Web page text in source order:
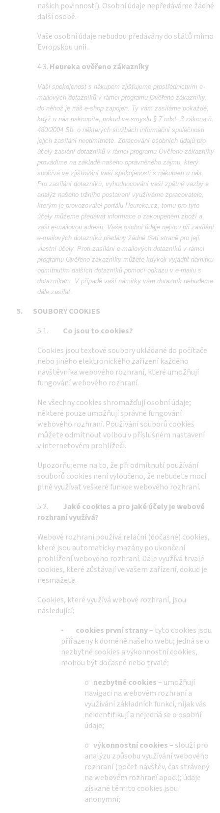
našich povinností). Osobní údaje nepředáváme žádné
další osobě.
Vaše osobní údaje nebudou předávány do států mimo
Evropskou unii.
4.3. Heureka ověřeno zákazníky
Vaši spokojenost s nákupem zjišťujeme prostřednictvím e-
mailových dotazníků v rámci programu Ověřeno zákazníky,
do něhož je náš e-shop zapojen. Ty vám zasíláme pokaždé,
když u nás nakoupíte, pokud ve smyslu § 7 odst. 3 zákona č.
480/2004 Sb. o některých službách informační společnosti
jejich zasílání neodmítnete. Zpracování osobních údajů pro
účely zaslání dotazníků v rámci programu Ověřeno zákazníky
provádíme na základě našeho oprávněného zájmu, který
spočívá ve zjišťování vaší spokojenosti s nákupem u nás.
Pro zasílání dotazníků, vyhodnocování vaší zpětné vazby a
analýz našeho tržního postavení využíváme zpracovatele,
kterým je provozovatel portálu Heureka.cz; tomu pro tyto
účely můžeme předávat informace o zakoupeném zboží a
vaši e-mailovou adresu. Vaše osobní údaje nejsou při zasílání
e-mailových dotazníků předány žádné třetí straně pro její
vlastní účely. Proti zasílání e-mailových dotazníků v rámci
programu Ověřeno zákazníky můžete kdykoli vyjádřit námitku
odmítnutím dalších dotazníků pomocí odkazu v e-mailu s
dotazníkem. V případě vaší námitky vám dotazník nebudeme
dále zasílat.
5. SOUBORY COOKIES
5.1. Co jsou to cookies?
Cookies jsou textové soubory ukládané do počítače
nebo jiného elektronického zařízení každého
návštěvníka webového rozhraní, které umožňují
fungování webového rozhraní.
Ne všechny cookies shromažďují osobní údaje;
některé pouze umožňují správné fungování
webového rozhraní. Používání souborů cookies
můžete odmítnout volbou v příslušném nastavení
v internetovém prohlížeči.
Upozorňujeme na to, že při odmítnutí používání
souborů cookies není vyloučeno, že nebudete moci
plně využívat veškeré funkce webového rozhraní.
5.2. Jaké cookies a pro jaké účely je webové
rozhraní využívá?
Webové rozhraní používá relační (dočasné) cookies,
které jsou automaticky mazány po ukončení
prohlížení webového rozhraní. Dále využívá trvalé
cookies, které zůstávají ve vašem zařízení, dokud je
nesmažete.
Cookies, které využívá webové rozhraní, jsou
následující:
- cookies první strany– tyto cookies jsou
přiřazeny k doméně našeho webu; jedná se o
nezbytné cookies a výkonnostní cookies,
mohou být dočasné nebo trvalé;
o nezbytné cookies – umožňují
navigaci na webovém rozhraní a
využívání základních funkcí, nijak vás
neidentifikují a nejedná se o osobní
údaje;
ovýkonnostní cookies – slouží pro
analýzu způsobu využívání webového
rozhraní (počet návštěv, čas strávený
na webovém rozhraní apod.); údaje
získané těmito cookies jsou
anonymní;